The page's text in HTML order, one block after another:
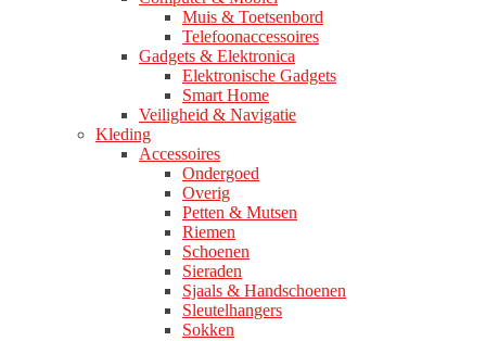
Muis & Toetsenbord
Telefoonaccessoires
Gadgets & Elektronica
Elektronische Gadgets
Smart Home
Veiligheid & Navigatie
Kleding
Accessoires
Ondergoed
Overig
Petten & Mutsen
Riemen
Schoenen
Sieraden
Sjaals & Handschoenen
Sleutelhangers
Sokken